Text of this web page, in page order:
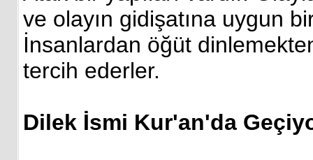
ve olayın gidişatına uygun
İnsanlardan öğüt
tercih ederler.
Dilek İsmi Kur'an'da